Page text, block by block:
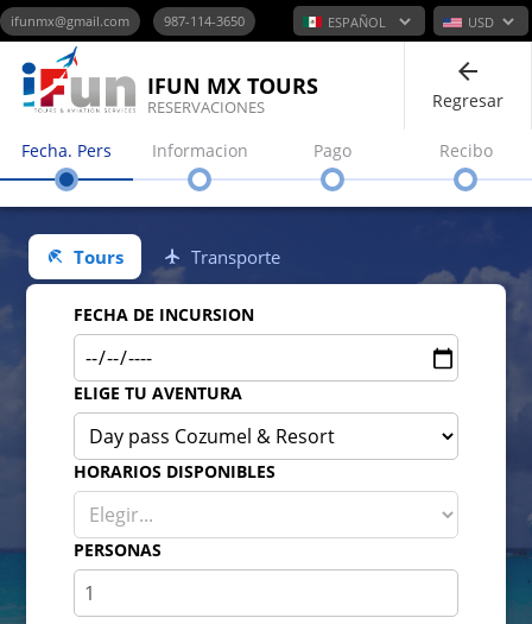
ifunmx@gmail.com 987-114-3650
IFUN MX TOURS
RESERVACIONES
Fecha. Pers Informacion Pago Recibo
Regresar
Tours Transporte
FECHA DE INCURSION
ELIGE TU AVENTURA
HORARIOS DISPONIBLES
PERSONAS